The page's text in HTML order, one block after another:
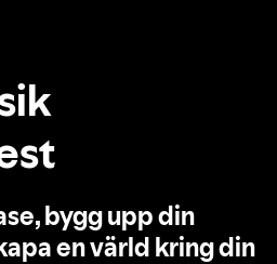
bygg upp din
en värld kring din